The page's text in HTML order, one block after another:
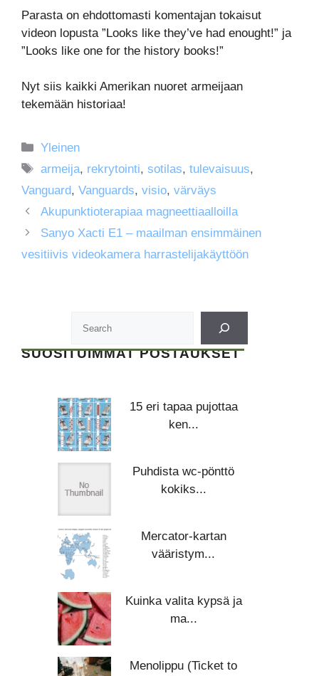
Parasta on ehdottomasti komentajan tokaisut
videon lopusta ”Looks like they’ve had enought!” ja
”Looks like one for the history books!”
Nyt siis kaikki Amerikan nuoret armeijaan
tekemään historiaa!
Kategoriat
Yleinen
Avainsanat
armeija, rekrytointi,sotilas,tulevaisuus,
Vanguard, Vanguards, visio, värväys
Akupunktioterapiaa magneettiaalloilla
Sanyo Xacti E1 – maailman ensimmäinen
vesitiivis videokamera harrastelijakäyttöön
SUOSITUIMMAT POSTAUKSET
15 eri tapaa pujottaa
ken...
Puhdista wc-pönttö
kokiks...
Mercator-kartan
vääristym...
Kuinka valita kypsä ja
ma...
Menolippu (Ticket to